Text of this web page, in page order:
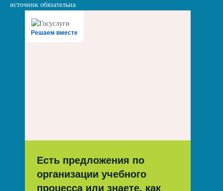
источник обязательна
Решаем вместе
Есть предложения по
организации учебного
процесса или знаете, как